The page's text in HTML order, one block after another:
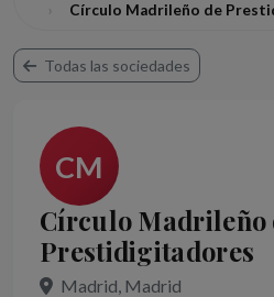
Círculo Madrileño de
Todas las sociedades
CM
Círculo Madrileño
Prestidigitadores
Madrid, Madrid